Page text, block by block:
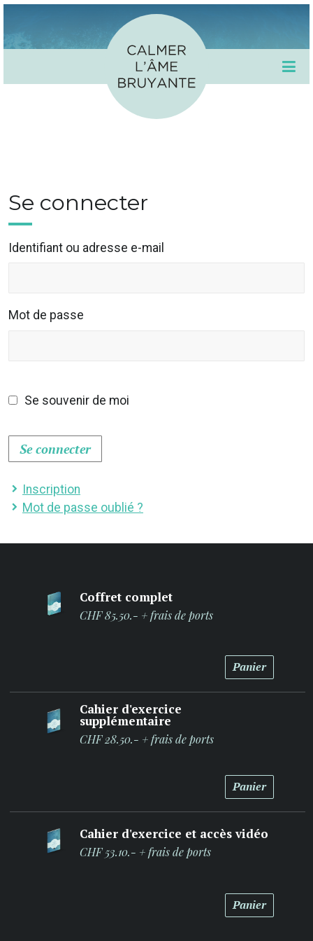
Se connecter
Identifiant ou adresse e-mail
Mot de passe
Se souvenir de moi
Se connecter
Inscription
Mot de passe oublié ?
Coffret complet
CHF 85.50.- + frais de ports
Panier
Cahier d'exercice
supplémentaire
CHF 28.50.- + frais de ports
Panier
Cahier d'exercice et accès vidéo
CHF 53.10.- + frais de ports
Panier